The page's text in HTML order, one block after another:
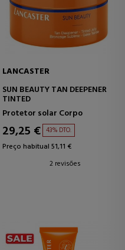
LANCASTER
SUN BEAUTY TAN DEEPENER
TINTED
Protetor solar Corpo
29,25 € 43% DTO.
Preço habitual 51,11 €
2 revisões